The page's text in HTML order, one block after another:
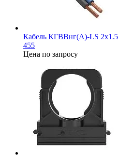
Кабель КГВВнг(А)-LS
455
Цена по запросу